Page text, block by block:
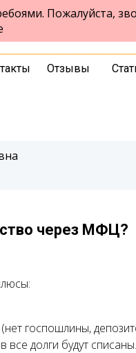
Пожалуйста,
Отзывы
стр. 7, 10
через МФЦ?
госпошлины,
все долги будут списаны.